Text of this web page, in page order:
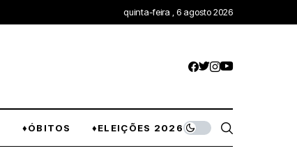
quinta-feira , 6 agosto 2026
♦ÓBITOS ♦ELEIÇÕES 2026